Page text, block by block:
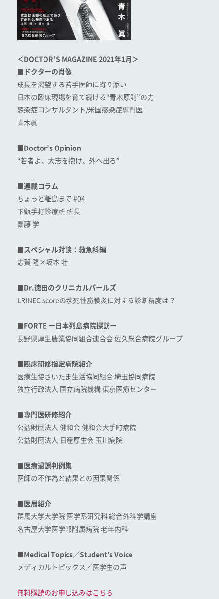
＜DOCTOR’S MAGAZINE 2021年1月＞
■ドクターの肖像
成長を渇望する若手医師に寄り添い
日本の臨床現場を育て続ける“青木原則”の力
感染症コンサルタント/米国感染症専門医
青木眞
■Doctor’s Opinion
“若者よ、大志を抱け、外へ出ろ”
■連載コラム
ちょっと離島まで #04
下甑手打診療所 所長
齋藤 学
■スペシャル対談：救急科編
志賀 隆×坂本 壮
■Dr.徳田のクリニカルパールズ
LRINEC scoreの壊死性筋膜炎に対する診断精度は？
■FORTE ー日本列島病院探訪ー
長野県厚生農業協同組合連合会 佐久総合病院グループ
■臨床研修指定病院紹介
医療生協さいたま生活協同組合 埼玉協同病院
独立行政法人 国立病院機構 東京医療センター
■専門医研修紹介
公益財団法人 健和会 健和会大手町病院
公益財団法人 日産厚生会 玉川病院
■医療過誤判例集
医師の不作為と結果との因果関係
■医局紹介
群馬大学大学院 医学系研究科 総合外科学講座
名古屋大学医学部附属病院 老年内科
■Medical Topics／Student’s Voice
メディカルトピックス／医学生の声
無料購読のお申し込みはこちら